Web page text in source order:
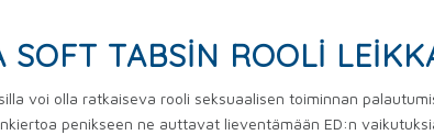
SOFT TABSIN ROOLI
voi olla ratkaiseva rooli seksuaalisen toiminnan
penikseen ne auttavat lieventämään ED:n